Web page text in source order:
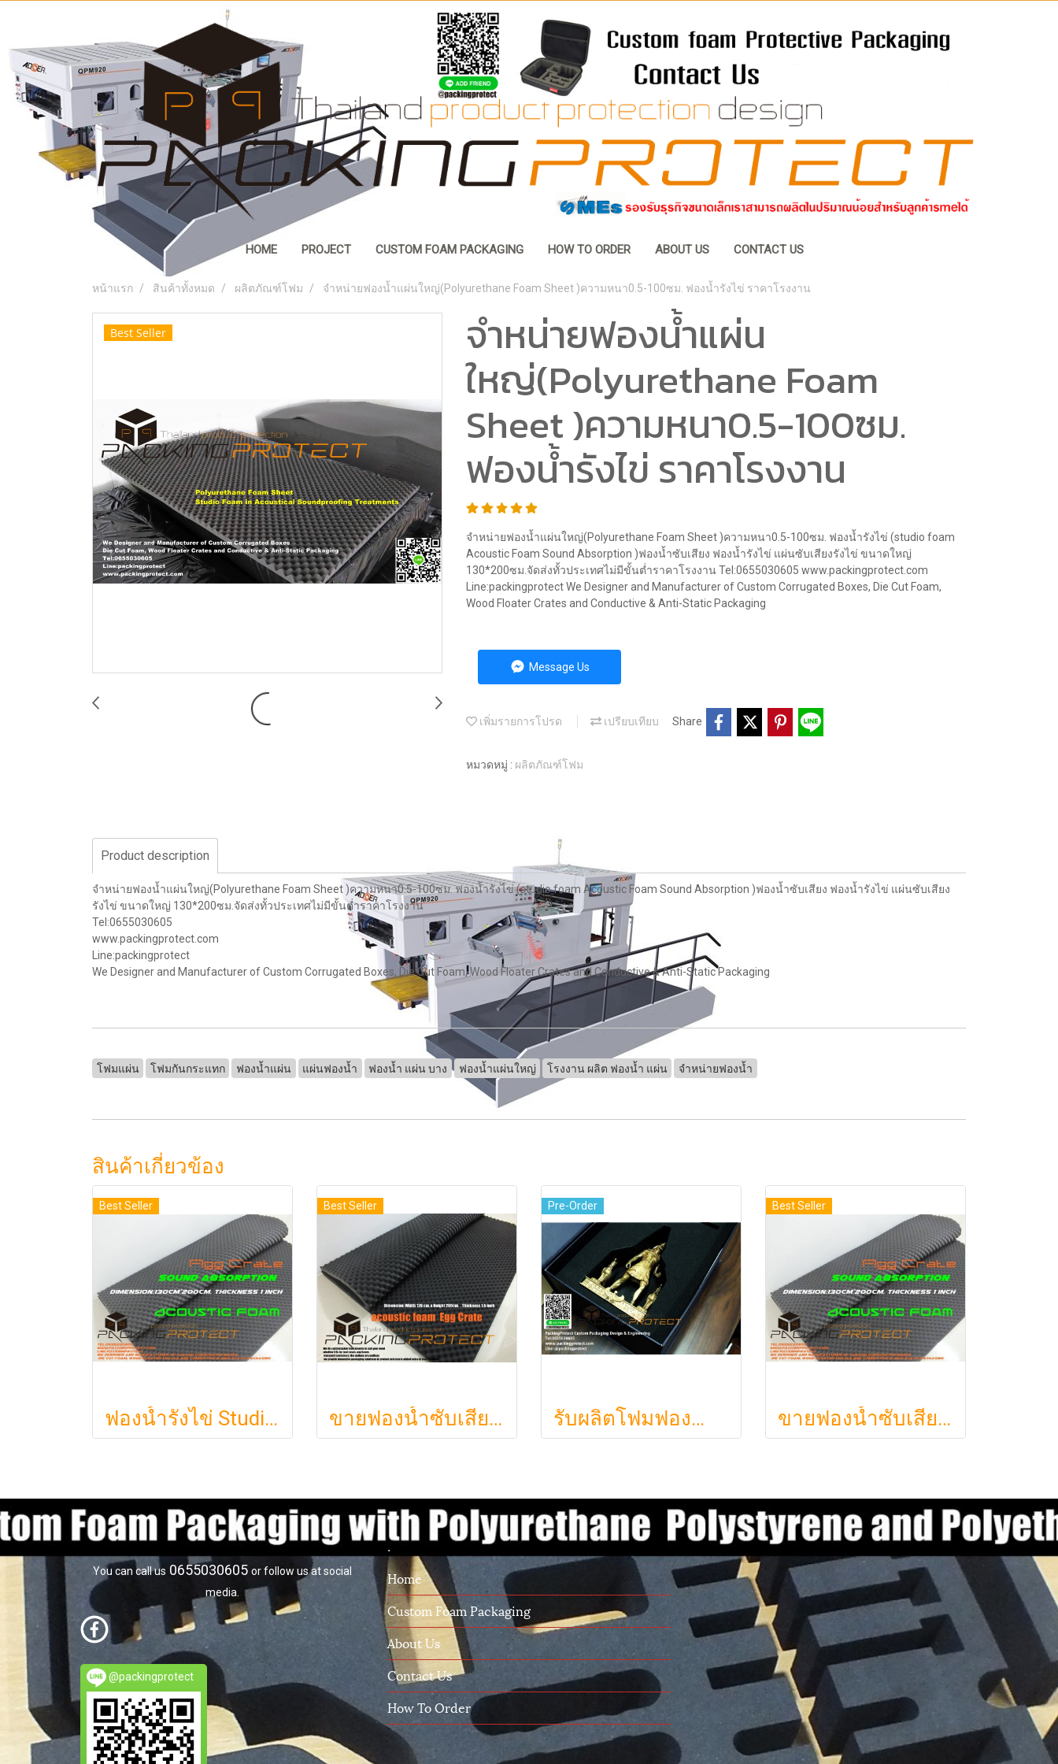
HOME PROJECT CUSTOM FOAM PACKAGING HOW TO ORDER ABOUT US CONTACT US
หน้าแรก สินค้าทั้งหมด ผลิตภัณฑ์โฟม จำหน่ายฟองน้ำแผ่นใหญ่(Polyurethane Foam Sheet )ความหนา0.5-100ซม. ฟองน้ำรังไข่ ราคาโรงงาน
Best Seller จำหน่ายฟองน้ำแผ่น
ใหญ่(Polyurethane Foam
Sheet )ความหนา0.5-100ซม.
ฟองน้ำรังไข่ ราคาโรงงาน
จำหน่ายฟองน้ำแผ่นใหญ่(Polyurethane Foam Sheet )ความหนา0.5-100ซม. ฟองน้ำรังไข่ (studio foam
Acoustic Foam Sound Absorption )ฟองน้ำซับเสียง ฟองน้ำรังไข่ แผ่นซับเสียงรังไข่ ขนาดใหญ่
130*200ซม.จัดส่งทั้วประเทศไม่มีขั้นต่ำราคาโรงงาน Tel:0655030605 www.packingprotect.com
Line:packingprotect We Designer and Manufacturer of Custom Corrugated Boxes, Die Cut Foam,
Wood Floater Crates and Conductive & Anti-Static Packaging
Message Us
เพิ่มรายการโปรด เปรียบเทียบ Share
หมวดหมู่ : ผลิตภัณฑ์โฟม
Product description
จำหน่ายฟองน้ำแผ่นใหญ่(Polyurethane Foam Sheet )ความหนา0.5-100ซม. ฟองน้ำรังไข่ (studio foam Acoustic Foam Sound Absorption )ฟองน้ำซับเสียง ฟองน้ำรังไข่ แผ่นซับเสียง
รังไข่ ขนาดใหญ่ 130*200ซม.จัดส่งทั้วประเทศไม่มีขั้นต่ำราคาโรงงาน
Tel:0655030605
www.packingprotect.com
Line:packingprotect
We Designer and Manufacturer of Custom Corrugated Boxes, Die Cut Foam, Wood Floater Crates and Conductive & Anti-Static Packaging
โฟมแผ่น โฟมกันกระแทก ฟองน้ำแผ่น แผ่นฟองน้ำ ฟองน้ำ แผ่น บาง ฟองน้ำแผ่นใหญ่ โรงงาน ผลิต ฟองน้ำ แผ่น จำหน่ายฟองน้ำ
สินค้าเกี่ยวข้อง
Best Seller
ฟองน้ำรังไข่ Studiofoam แผ่นซับเสียงห้อง แผ่นซับเสียงรังไข่ แผ่นซับเสียงรังไข่ Acoustic foam สีเทาดำขนาดใหญ่ 125*200ซม.หนา1นิ้วราคา290บาท
Best Seller
ขายฟองน้ำซับเสียง ฟองน้ำรังไข่ แผ่นซับเสียงห้อง ราคาถูกฟองน้ำรังไข่ แผ่นซับเสียงรังไข่ แผ่นซับเสียงรังไข่ Acoustic foam สีเทาดำขนาดใหญ่ 130*200ซม.หนา1.5นิ้วราคา350บาท(copy)
Pre-Order
รับผลิตโฟมฟองน้ำกันกระแทกรับออกแบบบรรจุภัณฑ์โมเดล art toy ต่างๆ
Best Seller
ขายฟองน้ำซับเสียง ฟองน้ำรังไข่ แผ่นซับเสียงห้อง ราคาถูกฟองน้ำรังไข่ แผ่นซับเสียงรังไข่ แผ่นซับเสียงรังไข่ Acoustic foam สีเ
You can call us 0655030605 or follow us at social
media.
@packingprotect
.
Home
Custom Foam Packaging
About Us
Contact Us
How To Order